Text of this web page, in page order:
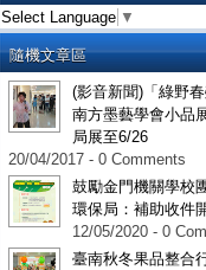
Select Language ▼
隨機文章區
(影音新聞)「綠野
南方墨藝學會小品
局展至6/26
20/04/2017 - 0 Comments
鼓勵金門機關學校
環保局：補助收件
12/05/2020 - 0
臺南秋冬果品整合